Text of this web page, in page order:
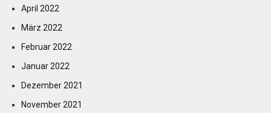
April 2022
März 2022
Februar 2022
Januar 2022
Dezember 2021
November 2021